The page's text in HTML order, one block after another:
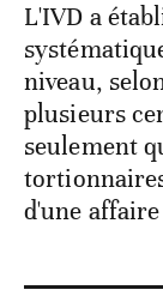
L'IVD a
niveau,
plusieurs
seulement
d'une